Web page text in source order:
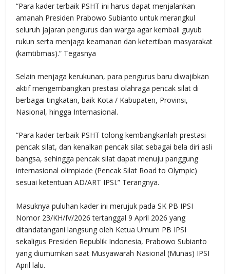
“Para kader terbaik PSHT ini harus dapat menjalankan
amanah Presiden Prabowo Subianto untuk merangkul
seluruh jajaran pengurus dan warga agar kembali guyub
rukun serta menjaga keamanan dan ketertiban masyarakat
(kamtibmas).” Tegasnya
Selain menjaga kerukunan, para pengurus baru diwajibkan
aktif mengembangkan prestasi olahraga pencak silat di
berbagai tingkatan, baik Kota / Kabupaten, Provinsi,
Nasional, hingga Internasional.
“Para kader terbaik PSHT tolong kembangkanlah prestasi
pencak silat, dan kenalkan pencak silat sebagai bela diri asli
bangsa, sehingga pencak silat dapat menuju panggung
internasional olimpiade (Pencak Silat Road to Olympic)
sesuai ketentuan AD/ART IPSI.” Terangnya.
Masuknya puluhan kader ini merujuk pada SK PB IPSI
Nomor 23/KH/IV/2026 tertanggal 9 April 2026 yang
ditandatangani langsung oleh Ketua Umum PB IPSI
sekaligus Presiden Republik Indonesia, Prabowo Subianto
yang diumumkan saat Musyawarah Nasional (Munas) IPSI
April lalu.